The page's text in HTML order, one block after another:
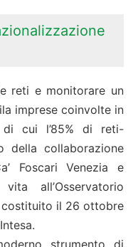
reti e monitorare un
imprese coinvolte in
di cui l’85% di reti-
della collaborazione
Foscari Venezia e
all’Osservatorio
costituito il 26 ottobre
strumento di